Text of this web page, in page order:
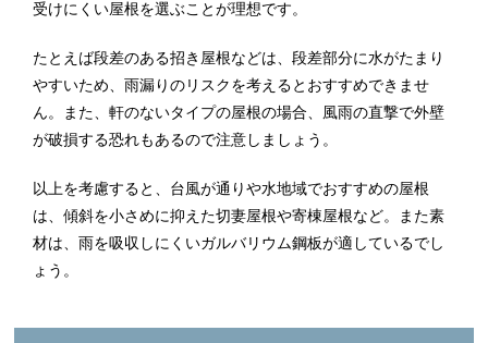
受けにくい屋根を選ぶことが理想です。
たとえば段差のある招き屋根などは、段差部分に水がたまり
やすいため、雨漏りのリスクを考えるとおすすめできませ
ん。また、軒のないタイプの屋根の場合、風雨の直撃で外壁
が破損する恐れもあるので注意しましょう。
以上を考慮すると、台風が通りや水地域でおすすめの屋根
は、傾斜を小さめに抑えた切妻屋根や寄棟屋根など。また素
材は、雨を吸収しにくいガルバリウム鋼板が適しているでし
ょう。